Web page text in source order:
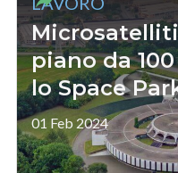
piano da
lo Space
01 Feb 2024